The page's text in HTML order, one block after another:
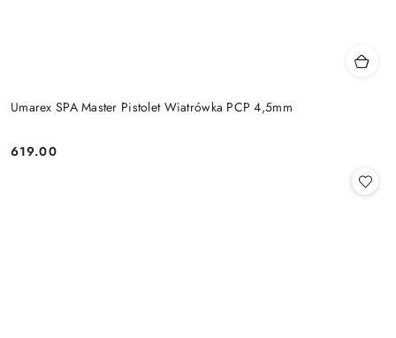
Umarex SPA Master Pistolet Wiatrówka PCP 4,5mm
Cena:
619.00